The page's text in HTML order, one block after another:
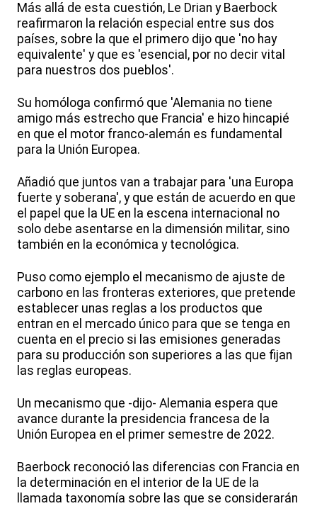
Más allá de esta cuestión, Le Drian y Baerbock
reafirmaron la relación especial entre sus dos
países, sobre la que el primero dijo que 'no hay
equivalente' y que es 'esencial, por no decir vital
para nuestros dos pueblos'.
Su homóloga confirmó que 'Alemania no tiene
amigo más estrecho que Francia' e hizo hincapié
en que el motor franco-alemán es fundamental
para la Unión Europea.
Añadió que juntos van a trabajar para 'una Europa
fuerte y soberana', y que están de acuerdo en que
el papel que la UE en la escena internacional no
solo debe asentarse en la dimensión militar, sino
también en la económica y tecnológica.
Puso como ejemplo el mecanismo de ajuste de
carbono en las fronteras exteriores, que pretende
establecer unas reglas a los productos que
entran en el mercado único para que se tenga en
cuenta en el precio si las emisiones generadas
para su producción son superiores a las que fijan
las reglas europeas.
Un mecanismo que -dijo- Alemania espera que
avance durante la presidencia francesa de la
Unión Europea en el primer semestre de 2022.
Baerbock reconoció las diferencias con Francia en
la determinación en el interior de la UE de la
llamada taxonomía sobre las que se considerarán